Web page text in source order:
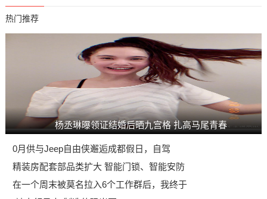
热门推荐
杨丞琳曝领证结婚后晒九宫格 扎高马尾青春
0月供与Jeep自由侠邂逅成都假日，自驾
精装房配套部品类扩大 智能门锁、智能安防
在一个周末被莫名拉入6个工作群后，我终于